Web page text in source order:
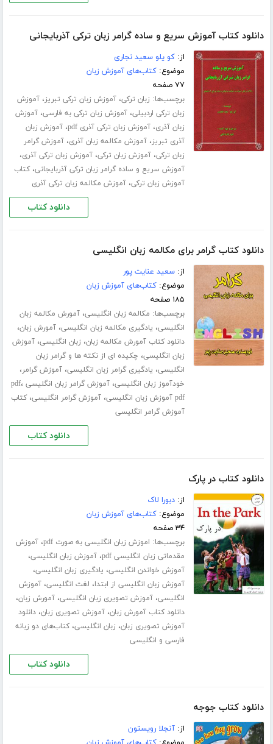
دانلود کتاب آموزش سریع و ساده گرامر زبان ترکی آذربایجانی
از:کو یلو سعید نجاری
موضوع:کتاب‌های آموزش زبان
۷۷ صفحه
برچسب‌ها: زبان ترکی،آموزش زبان ترکی تبریز،آموزش
زبان ترکی اردبیلی،آموزش زبان ترکی به فارسی،آموزش
زبان آذری،آموزش زبان ترکی آذری pdf ،آموزش زبان
آذری تبریز،آموزش مکالمه زبان آذری،آموزش گرامر
زبان ترکی،آموزش زبان ترکی،آموزش زبان ترکی آذری،
آموزش سریع و ساده گرامر زبان ترکی آذربایجانی،کتاب
آموزش زبان ترکی،آموزش مکالمه زبان ترکی آذری
دانلود کتاب
دانلود کتاب گرامر برای مکالمه زبان انگلیسی
از:سعید عنایت پور
موضوع:کتاب‌های آموزش زبان
۱۸۵ صفحه
برچسب‌ها: مکالمه زبان انگلیسی،آمورش مکالمه زبان
انگلیسی، یادگیری مکالمه زبان انگلیسی،آمورش زبان،
دانلود کتاب آمورش مکالمه زبان، زبان انگلیسی،آموزش
زبان انگلیسی، چکیده ای از نکته ها و گرامر زبان
انگلیسی، یادگیری گرامر زبان انگلیسی،آموزش گرامر،
خودآموز زبان انگلیسی،آموزش گرامر زبان انگلیسی pdf ،
pdf آموزش زبان انگلیسی ،آموزش گرامر انگلیسی،کتاب
آموزش گرامر انگلیسی
دانلود کتاب
دانلود کتاب در پارک
از:دبورا لاک
موضوع:کتاب‌های آموزش زبان
۳۴ صفحه
برچسب‌ها: اموزش زبان انگلیسی به صورت pdf ،آموزش
مقدماتی زبان انگلیسی pdf
،آموزش زبان انگلیسی،
آموزش خواندن انگلیسی، یادگیری زبان انگلیسی،
آموزش زبان انگلیسی از ابتدا، لغت انگلیسی،آموزش
انگلیسی،آموزش تصویری زبان انگلیسی،آمورش زبان،
دانلود کتاب آمورش زبان،آموزش تصویری زبان،دانلود
آموزش تصویری زبان، زبان انگلیسی،کتاب‌های دو زبانه
فارسی و انگلیسی
دانلود کتاب
دانلود کتاب جوجه
از:آنجلا رویستون